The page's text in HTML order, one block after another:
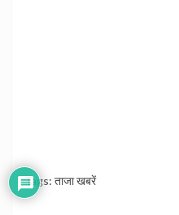
Tags: ताजा खबरें